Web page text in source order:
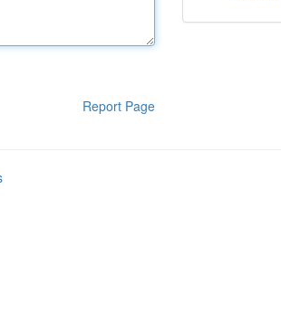
Report Page